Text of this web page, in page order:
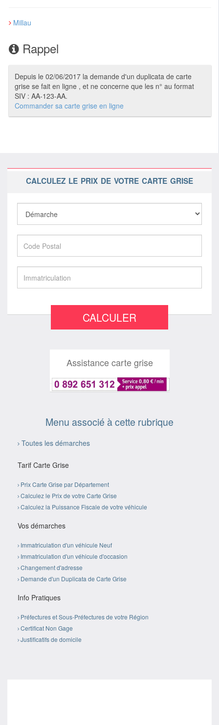
Millau
Rappel
Depuis le 02/06/2017 la demande d'un duplicata de carte
grise se fait en ligne , et ne concerne que les n° au format
SIV : AA-123-AA.
Commander sa carte grise en ligne
CALCULEZ LE PRIX DE VOTRE CARTE GRISE
CALCULER
Assistance carte grise
Menu associé à cette rubrique
Toutes les démarches
Tarif Carte Grise
Prix Carte Grise par Département
Calculez le Prix de votre Carte Grise
Calculez la Puissance Fiscale de votre véhicule
Vos démarches
Immatriculation d'un véhicule Neuf
Immatriculation d'un véhicule d'occasion
Changement d'adresse
Demande d'un Duplicata de Carte Grise
Info Pratiques
Préfectures et Sous-Préfectures de votre Région
Certificat Non Gage
Justificatifs de domicile